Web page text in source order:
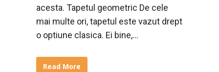
acesta. Tapetul geometric De cele
mai multe ori, tapetul este vazut drept
o optiune clasica. Ei bine,...
Read More